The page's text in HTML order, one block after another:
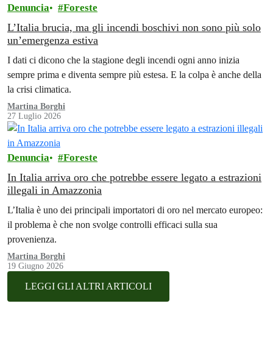
Denuncia Foreste
L’Italia brucia, ma gli incendi boschivi non sono più solo
un’emergenza estiva
I dati ci dicono che la stagione degli incendi ogni anno inizia
sempre prima e diventa sempre più estesa. E la colpa è anche della
la crisi climatica.
Martina Borghi
27 Luglio 2026
Denuncia Foreste
In Italia arriva oro che potrebbe essere legato a estrazioni
illegali in Amazzonia
L’Italia è uno dei principali importatori di oro nel mercato europeo:
il problema è che non svolge controlli efficaci sulla sua
provenienza.
Martina Borghi
19 Giugno 2026
LEGGI GLI ALTRI ARTICOLI